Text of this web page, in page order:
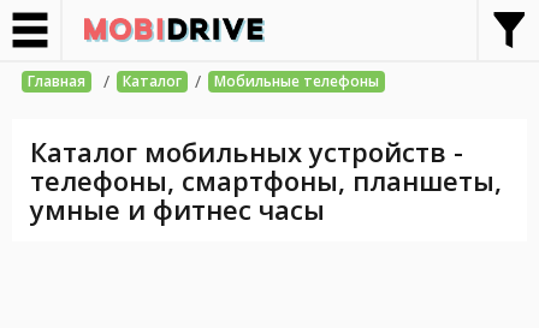
Главная / Каталог / Мобильные телефоны
Каталог мобильных устройств -
телефоны, смартфоны, планшеты,
умные и фитнес часы